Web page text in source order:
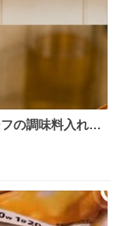
の調味料入れ、
149552